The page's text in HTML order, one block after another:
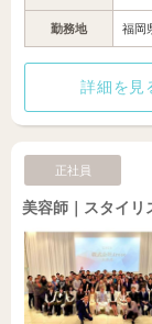
勤務地 福岡
詳細を見
正社員
美容師｜スタイリ